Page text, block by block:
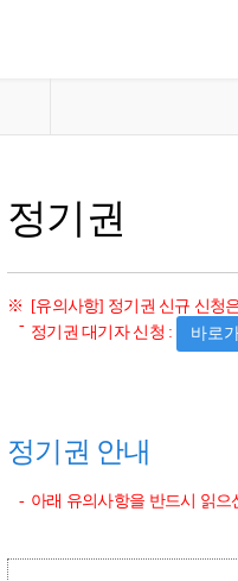
정기권
[유의사항] 정기권 신규 신청
정기권 대기자 신청 :
바로
정기권 안내
아래 유의사항을 반드시 읽으